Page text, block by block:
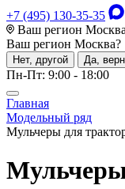
+7 (495) 130-35-35
Ваш регион Москва
Ваш регион Москва?
Нет, другой Да,
Пн-Пт: 9:00 - 18:00
Главная
Модельный ряд
Мульчеры для